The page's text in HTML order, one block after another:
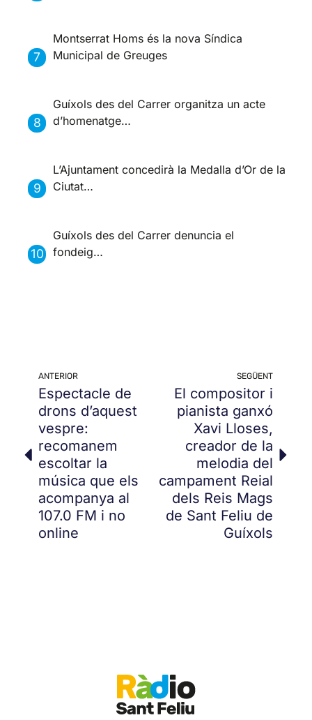
Montserrat Homs és la nova Síndica
Municipal de Greuges
Guíxols des del Carrer organitza un acte
d’homenatge…
L’Ajuntament concedirà la Medalla d’Or de la
Ciutat…
Guíxols des del Carrer denuncia el
fondeig…
ANTERIOR
Espectacle de
drons d’aquest
vespre:
recomanem
escoltar la
música que els
acompanya al
107.0 FM i no
online
SEGÜENT
El compositor i
pianista ganxó
Xavi Lloses,
creador de la
melodia del
campament Reial
dels Reis Mags
de Sant Feliu de
Guíxols